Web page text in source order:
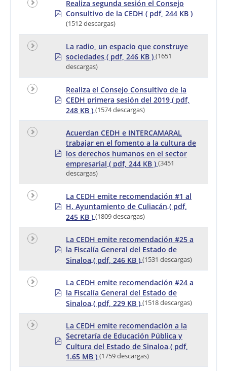
p
d
Realiza segunda sesión el Consejo
Consultivo de la CEDH ( pdf, 244 KB )
(1512 descargas)
p
d
La radio, un espacio que construye
sociedades ( pdf, 246 KB ) (1651
descargas)
p
d
Realiza el Consejo Consultivo de la
CEDH primera sesión del 2019 ( pdf,
248 KB ) (1574 descargas)
p
d
Acuerdan CEDH e INTERCAMARAL
trabajar en el fomento a la cultura de
los derechos humanos en el sector
empresarial ( pdf, 244 KB ) (3451
descargas)
p
d
La CEDH emite recomendación #1 al
H. Ayuntamiento de Culiacán ( pdf,
245 KB ) (1809 descargas)
p
d
La CEDH emite recomendación #25 a
la Fiscalía General del Estado de
Sinaloa ( pdf, 246 KB ) (1531 descargas)
p
d
La CEDH emite recomendación #24 a
la Fiscalía General del Estado de
Sinaloa ( pdf, 229 KB ) (1518 descargas)
p
d
La CEDH emite recomendación a la
Secretaría de Educación Pública y
Cultura del Estado de Sinaloa ( pdf,
1.65 MB ) (1759 descargas)